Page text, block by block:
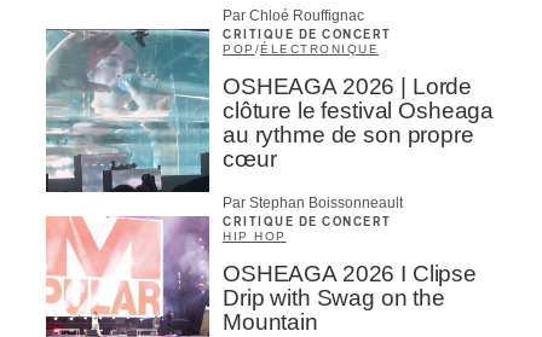
Par Chloé Rouffignac
CRITIQUE DE CONCERT
POP /ÉLECTRONIQUE
OSHEAGA 2026 | Lorde
clôture le festival Osheaga
au rythme de son propre
cœur
Par Stephan Boissonneault
CRITIQUE DE CONCERT
HIP HOP
OSHEAGA 2026 I Clipse
Drip with Swag on the
Mountain